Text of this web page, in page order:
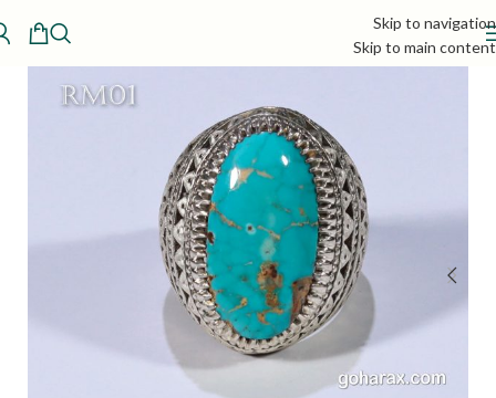
Skip to navigation
Skip to main content